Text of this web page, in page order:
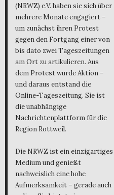
(NRWZ) e.V. haben sie sich über
mehrere Monate engagiert –
um zunächst ihren Protest
gegen den Fortgang einer von
bis dato zwei Tageszeitungen
am Ort zu artikulieren. Aus
dem Protest wurde Aktion –
und daraus entstand die
Online-Tageszeitung. Sie ist
die unabhängige
Nachrichtenplattform für die
Region Rottweil.
Die NRWZ ist ein einzigartiges
Medium und genießt
nachweislich eine hohe
Aufmerksamkeit – gerade auch